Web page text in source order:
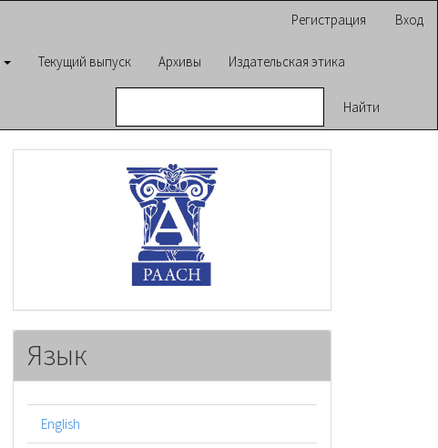
Регистрация Вход
Текущий выпуск Архивы Издательская этика
Найти
Язык
English